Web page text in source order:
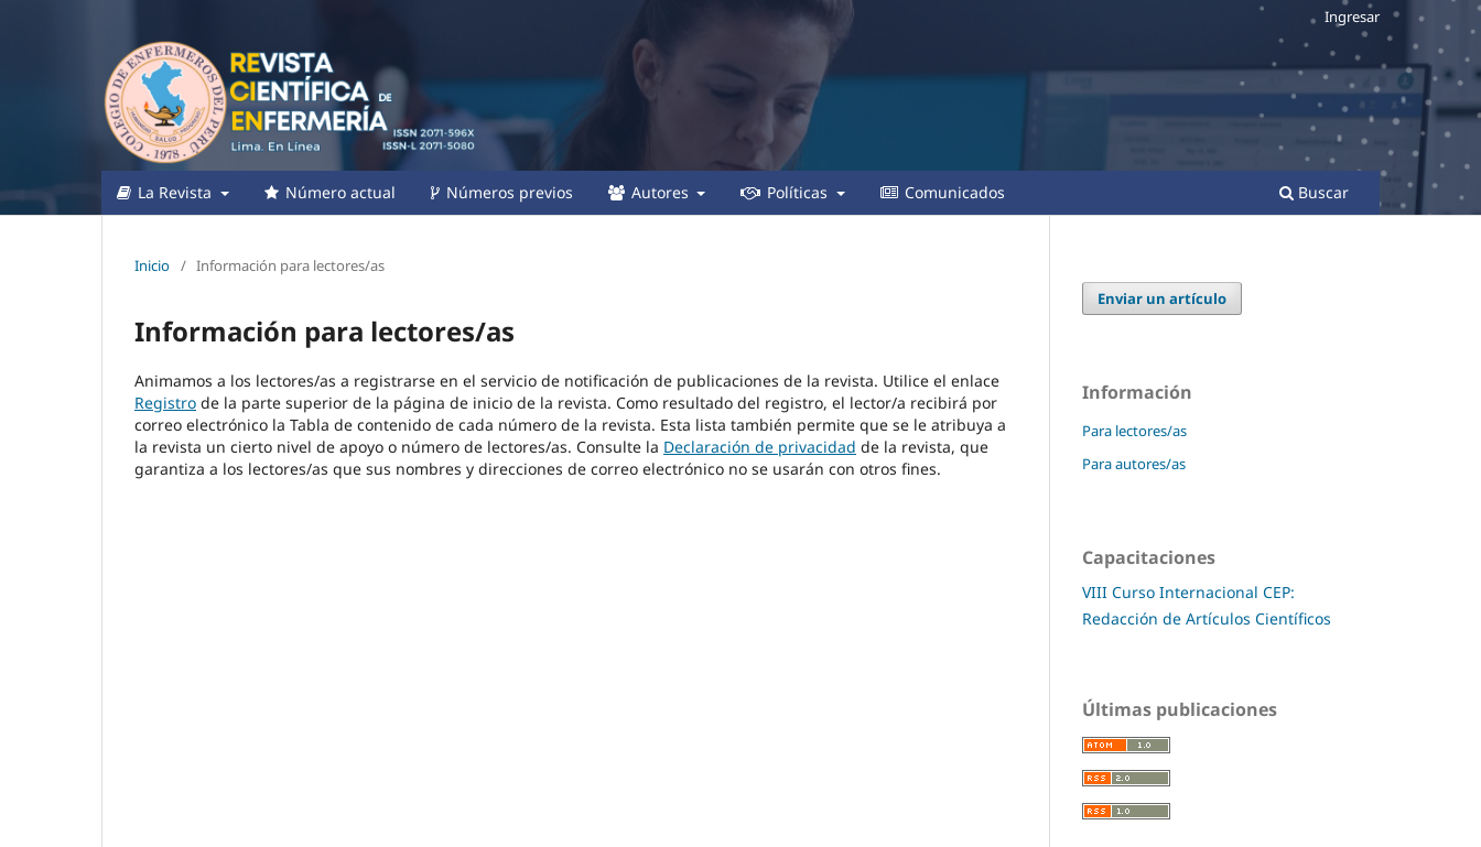
La Revista Número actual Números previos Autores Políticas Comunicados Buscar
Ingresar
Inicio / Información para lectores/as
Información para lectores/as
Animamos a los lectores/as a registrarse en el servicio de notificación de publicaciones de la revista. Utilice el enlace
Registro de la parte superior de la página de inicio de la revista. Como resultado del registro, el lector/a recibirá por
correo electrónico la Tabla de contenido de cada número de la revista. Esta lista también permite que se le atribuya a
la revista un cierto nivel de apoyo o número de lectores/as. Consulte la Declaración de privacidad de la revista, que
garantiza a los lectores/as que sus nombres y direcciones de correo electrónico no se usarán con otros fines.
Enviar un artículo
Información
Para lectores/as
Para autores/as
Capacitaciones
VIII Curso Internacional CEP:
Redacción de Artículos Científicos
Últimas publicaciones